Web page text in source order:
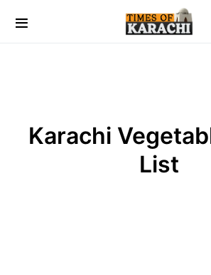
Karachi
List